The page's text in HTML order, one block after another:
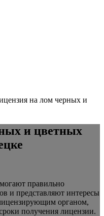
на лом черных и
и цветных
правильно
и представляют интересы
органом,
получения лицензии.